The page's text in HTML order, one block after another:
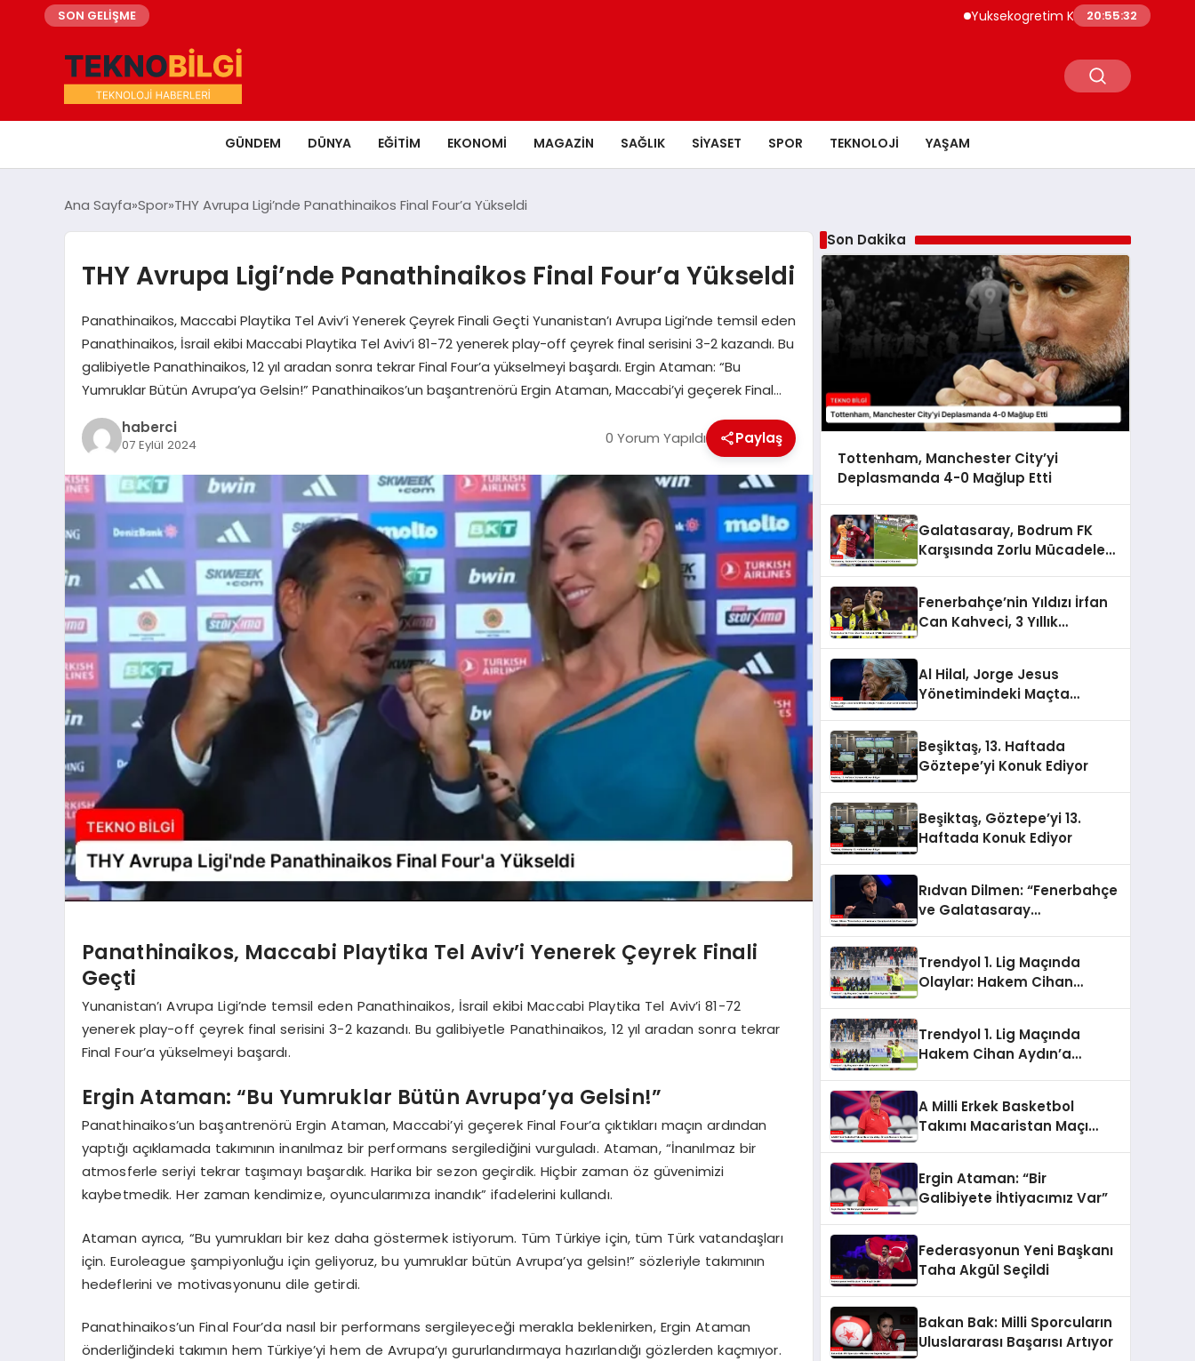
SON GELİŞME Yuksekogretim Kurumu Dijital Donusum
20:55:33
GÜNDEM DÜNYA EĞITIM EKONOMI MAGAZIN SAĞLIK SIYASET SPOR TEKNOLOJI YAŞAM
Ana Sayfa Spor THY Avrupa Ligi’nde Panathinaikos Final Four’a Yükseldi
THY Avrupa Ligi’nde Panathinaikos Final Four’a Yükseldi
Panathinaikos, Maccabi Playtika Tel Aviv’i Yenerek Çeyrek Finali Geçti Yunanistan’ı Avrupa Ligi’nde temsil eden
Panathinaikos, İsrail ekibi Maccabi Playtika Tel Aviv’i 81-72 yenerek play-off çeyrek final serisini 3-2 kazandı. Bu
galibiyetle Panathinaikos, 12 yıl aradan sonra tekrar Final Four’a yükselmeyi başardı. Ergin Ataman: “Bu
Yumruklar Bütün Avrupa’ya Gelsin!” Panathinaikos’un başantrenörü Ergin Ataman, Maccabi’yi geçerek Final…
haberci
07 Eylül 2024 0 Yorum Yapıldı Paylaş
Panathinaikos, Maccabi Playtika Tel Aviv’i Yenerek Çeyrek Finali
Geçti
Yunanistan’ı Avrupa Ligi’nde temsil eden Panathinaikos, İsrail ekibi Maccabi Playtika Tel Aviv’i 81-72
yenerek play-off çeyrek final serisini 3-2 kazandı. Bu galibiyetle Panathinaikos, 12 yıl aradan sonra tekrar
Final Four’a yükselmeyi başardı.
Ergin Ataman: “Bu Yumruklar Bütün Avrupa’ya Gelsin!”
Panathinaikos’un başantrenörü Ergin Ataman, Maccabi’yi geçerek Final Four’a çıktıkları maçın ardından
yaptığı açıklamada takımının inanılmaz bir performans sergilediğini vurguladı. Ataman, “İnanılmaz bir
atmosferle seriyi tekrar taşımayı başardık. Harika bir sezon geçirdik. Hiçbir zaman öz güvenimizi
kaybetmedik. Her zaman kendimize, oyuncularımıza inandık” ifadelerini kullandı.
Ataman ayrıca, “Bu yumrukları bir kez daha göstermek istiyorum. Tüm Türkiye için, tüm Türk vatandaşları
için. Euroleague şampiyonluğu için geliyoruz, bu yumruklar bütün Avrupa’ya gelsin!” sözleriyle takımının
hedeflerini ve motivasyonunu dile getirdi.
Panathinaikos’un Final Four’da nasıl bir performans sergileyeceği merakla beklenirken, Ergin Ataman
önderliğindeki takımın hem Türkiye’yi hem de Avrupa’yı gururlandırmaya hazırlandığı gözlerden kaçmıyor.
Son Dakika
Tottenham, Manchester City’yi
Deplasmanda 4-0 Mağlup Etti
Galatasaray, Bodrum FK
Karşısında Zorlu Mücadeleyi
Fenerbahçe’nin Yıldızı İrfan
Can Kahveci, 3 Yıllık
Al Hilal, Jorge Jesus
Yönetimindeki Maçta
Sonlandırdı
Beşiktaş, 13. Haftada
Göztepe’yi Konuk Ediyor
Beşiktaş, Göztepe’yi 13.
Haftada Konuk Ediyor
Rıdvan Dilmen: “Fenerbahçe
ve Galatasaray
Trendyol 1. Lig Maçında
Olaylar: Hakem Cihan
Trendyol 1. Lig Maçında
Hakem Cihan Aydın’a
A Milli Erkek Basketbol
Takımı Macaristan Maçı
Ergin Ataman: “Bir
Galibiyete İhtiyacımız Var”
Federasyonun Yeni Başkanı
Taha Akgül Seçildi
Bakan Bak: Milli Sporcuların
Uluslararası Başarısı Artıyor